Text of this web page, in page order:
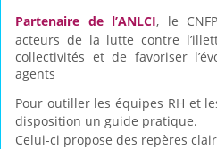
Partenaire de l’ANLCI, le
acteurs de la lutte contre
collectivités et de favoriser
agents
Pour outiller les équipes RH et
disposition un guide pratique.
Celui-ci propose des repères